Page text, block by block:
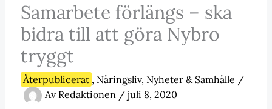
Samarbete förlängs – ska
bidra till att göra Nybro
tryggt
Återpublicerat , Näringsliv, Nyheter & Samhälle /
Av Redaktionen / juli 8, 2020